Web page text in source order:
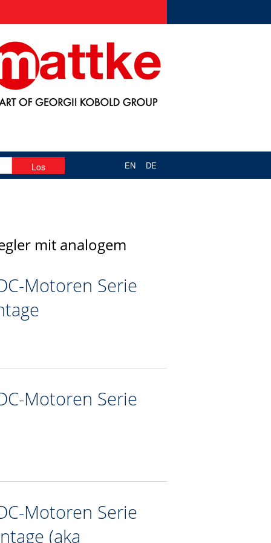
EN DE
mit analogem
Motoren Serie
Motoren Serie
Motoren Serie
(aka